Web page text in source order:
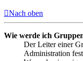
Nach oben
Wie werde ich
Der Leiter einer
Administration